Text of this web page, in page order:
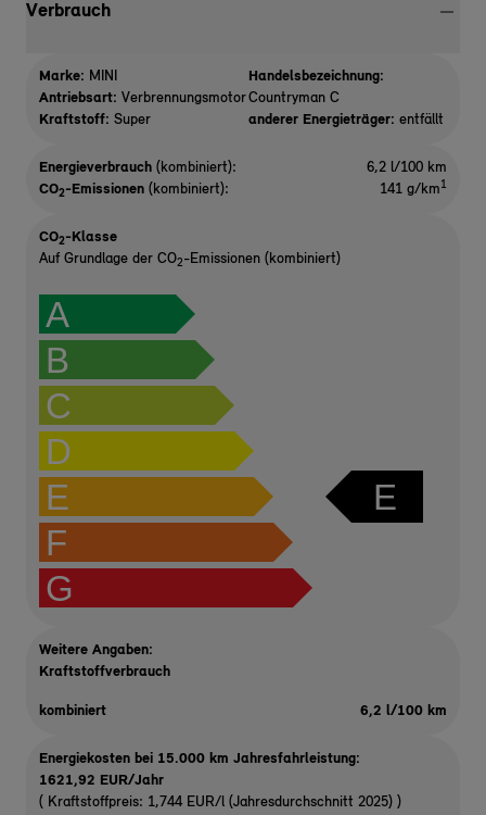
Verbrauch
Marke: MINI
Antriebsart: Verbrennungsmotor
Kraftstoff: Super
Handelsbezeichnung:
Countryman C
anderer Energieträger: entfällt
Energieverbrauch (kombiniert):
6,2 l/100 km
CO2-Emissionen (kombiniert): 141 g/km1
CO2-Klasse
Auf Grundlage der CO2-Emissionen (kombiniert)
A
B
C
D
E
F
G
E
Weitere Angaben:
Kraftstoffverbrauch
kombiniert 6,2 l/100 km
Energiekosten bei 15.000 km Jahresfahrleistung:
1621,92 EUR/Jahr
( Kraftstoffpreis: 1,744 EUR/l (Jahresdurchschnitt 2025) )